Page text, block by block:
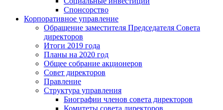
Спонсорство
Корпоративное управление
Обращение заместителя Председателя Совета
директоров
Итоги 2019 года
Планы на 2020 год
Общее собрание акционеров
Совет директоров
Правление
Структура управления
Биографии членов совета директоров
Комитеты совета директоров